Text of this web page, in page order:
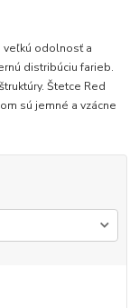
veľkú odolnosť a
distribúciu farieb.
Štetce Red
sú jemné a vzácne